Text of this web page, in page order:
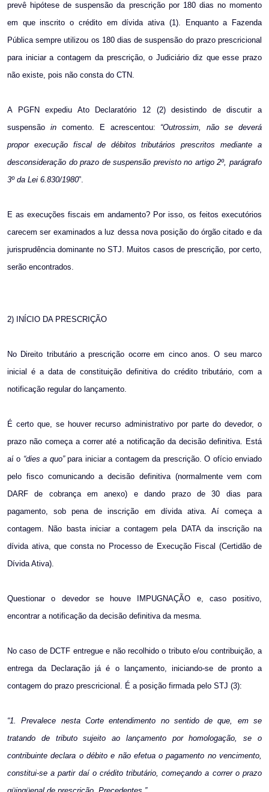
prevê hipótese de suspensão da prescrição por 180 dias no momento
em que inscrito o crédito em dívida ativa (1). Enquanto a Fazenda
Pública sempre utilizou os 180 dias de suspensão do prazo prescricional
para iniciar a contagem da prescrição, o Judiciário diz que esse prazo
não existe, pois não consta do CTN.
A PGFN expediu Ato Declaratório 12 (2) desistindo de discutir a
suspensão incomento. E acrescentou: “Outrossim, não se deverá
propor execução fiscal de débitos tributários prescritos mediante a
desconsideração do prazo de suspensão previsto no artigo 2º, parágrafo
3º da Lei 6.830/1980”.
E as execuções fiscais em andamento? Por isso, os feitos executórios
carecem ser examinados a luz dessa nova posição do órgão citado e da
jurisprudência dominante no STJ. Muitos casos de prescrição, por certo,
serão encontrados.
2) INÍCIO DA PRESCRIÇÃO
No Direito tributário a prescrição ocorre em cinco anos. O seu marco
inicial é a data de constituição definitiva do crédito tributário, com a
notificação regular do lançamento.
É certo que, se houver recurso administrativo por parte do devedor, o
prazo não começa a correr até a notificação da decisão definitiva. Está
aí o “dies a quo”para iniciar a contagem da prescrição. O ofício enviado
pelo fisco comunicando a decisão definitiva (normalmente vem com
DARF de cobrança em anexo) e dando prazo de 30 dias para
pagamento, sob pena de inscrição em dívida ativa. Aí começa a
contagem. Não basta iniciar a contagem pela DATA da inscrição na
dívida ativa, que consta no Processo de Execução Fiscal (Certidão de
Dívida Ativa).
Questionar o devedor se houve IMPUGNAÇÃO e, caso positivo,
encontrar a notificação da decisão definitiva da mesma.
No caso de DCTF entregue e não recolhido o tributo e/ou contribuição, a
entrega da Declaração já é o lançamento, iniciando-se de pronto a
contagem do prazo prescricional. É a posição firmada pelo STJ (3):
“1. Prevalece nesta Corte entendimento no sentido de que, em se
tratando de tributo sujeito ao lançamentopor homologação, se o
contribuinte declara o débito e não efetua o pagamento no vencimento,
constitui-se a partir daí o crédito tributário, começando a correr o prazo